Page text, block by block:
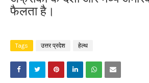
फैलताहै।
Tags उत्तर प्रदेश हेल्थ